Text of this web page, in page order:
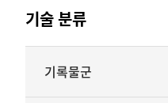
제공됨
<
제목를
보여주는
표
기술 분류
분류기록물군